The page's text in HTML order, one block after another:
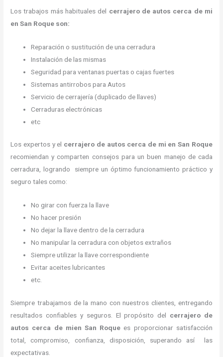
Los trabajos más habituales del cerrajero de autos cerca de mi
en San Roque son:
Reparación o sustitución de una cerradura
Instalación de las mismas
Seguridad para ventanas puertas o cajas fuertes
Sistemas antirrobos para Autos
Servicio de cerrajería (duplicado de llaves)
Cerraduras electrónicas
etc
Los expertos y el cerrajero de autos cerca de mi en San Roque
recomiendan y comparten consejos para un buen manejo de cada
cerradura, logrando siempre un óptimo funcionamiento práctico y
seguro tales como:
No girar con fuerza la llave
No hacer presión
No dejar la llave dentro de la cerradura
No manipular la cerradura con objetos extraños
Siempre utilizar la llave correspondiente
Evitar aceites lubricantes
etc.
Siempre trabajamos de la mano con nuestros clientes, entregando
resultados confiables y seguros. El propósito del cerrajero de
autos cerca de mien San Roque es proporcionar satisfacción
total, compromiso, confianza, disposición, superando así las
expectativas.